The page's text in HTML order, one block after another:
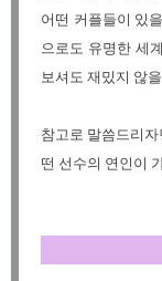
어떤 커플들이 있
으로도 유명한 세
보셔도 재밌지 않
참고로 말씀드리
떤 선수의 연인이